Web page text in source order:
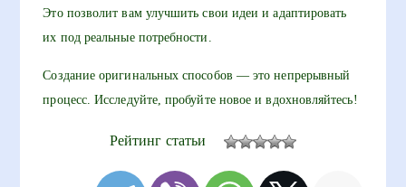
Это позволит вам улучшить свои идеи и адаптировать
их под реальные потребности.
Создание оригинальных способов — это непрерывный
процесс. Исследуйте, пробуйте новое и вдохновляйтесь!
Рейтинг статьи